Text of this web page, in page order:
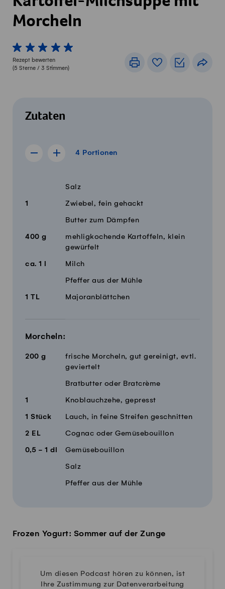
Morcheln
1 von 5 Sterne
2 von 5 Sterne
3 von 5 Sterne
4 von 5 Sterne
5 von 5 Sterne
Rezept bewerten
(5 Sterne / 3 Stimmen)
DruckenRezeptbuch
Zutaten
4 Portionen
Rezept für 3 Portionen anzeigen
Rezept für 5 Portionen anzeigen
4 Portionen
Zutaten
Salz
1 Zwiebel, fein gehackt
Butter zum Dämpfen
400 g
mehligkochende Kartoffeln, klein
gewürfelt
ca. 1 l Milch
Pfeffer aus der Mühle
1 TL Majoranblättchen
Morcheln:
200 g
frische Morcheln, gut gereinigt, evtl.
geviertelt
Bratbutter oder Bratcrème
1 Knoblauchzehe, gepresst
1 Stück Lauch, in feine Streifen geschnitten
2 EL Cognac oder Gemüsebouillon
0,5 - 1 dl Gemüsebouillon
Salz
Pfeffer aus der Mühle
Frozen Yogurt: Sommer auf der Zunge
Um diesen Podcast hören zu können, ist
Ihre Zustimmung zur Datenverarbeitung